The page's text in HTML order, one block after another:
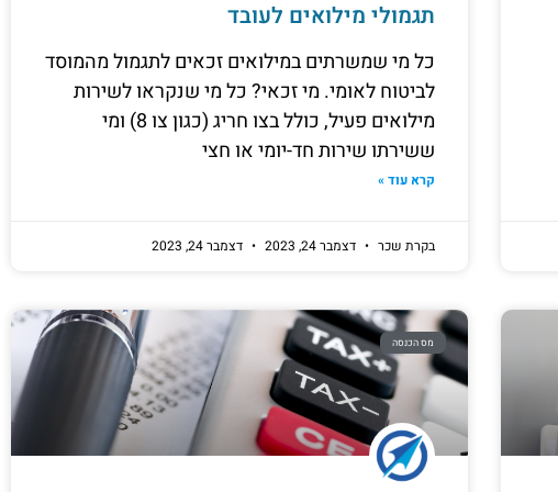
תגמולי מילואים לעובד
כל מי שמשרתים במילואים זכאים לתגמול מהמוסד
לביטוח לאומי. מי זכאי? כל מי שנקראו לשירות
מילואים פעיל, כולל בצו חריג (כגון צו 8) ומי
ששירתו שירות חד-יומי או חצי
קרא עוד »
בקרת שכר דצמבר 24, 2023 דצמבר 24, 2023
מס הכנסה